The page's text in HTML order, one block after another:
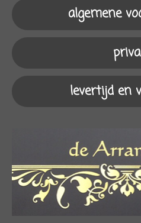
o
k
r
a
m
algemene
levertijd en